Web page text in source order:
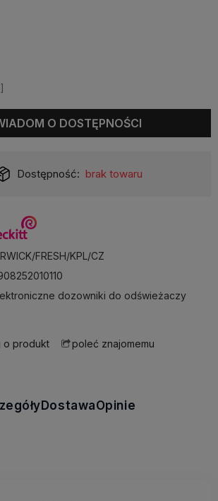
]
O DOSTĘPNOŚCI
Dostępność: brak towaru
FRESH/KPL/CZ
dozowniki do odświeżaczy
o produkt poleć znajomemu
DostawaOpinie